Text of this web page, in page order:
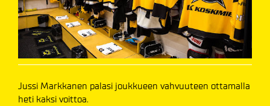
Jussi Markkanen palasi joukkueen vahvuuteen ottamalla
heti kaksi voittoa.